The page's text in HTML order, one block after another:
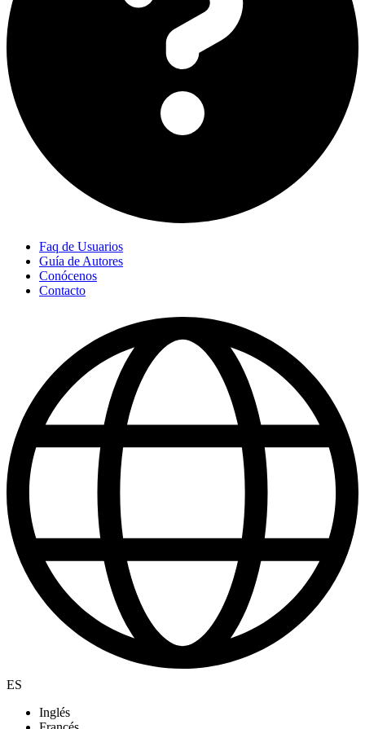
Faq de Usuarios
Guía de Autores
Conócenos
Contacto
ES
Inglés